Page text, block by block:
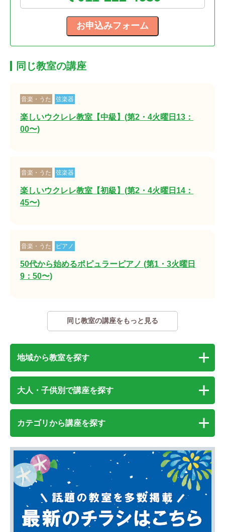
同じ教室の講座
音楽・うた 弦楽器
楽しいウクレレ教室【中級】(第2・4火曜日13：
00〜)
音楽・うた 弦楽器
楽しいウクレレ教室【初級】(第2・4火曜日14：
45〜)
音楽・うた ピアノ
50代から始めるポピュラーピアノ (第1・3火曜日
9：50〜)
同じ教室の講座をもっと見る
地域から教室を探す
大人・子供別で講座を探す
カテゴリから講座を探す